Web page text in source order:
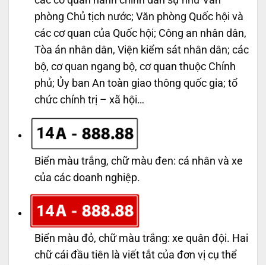
phòng Chủ tịch nước; Văn phòng Quốc hội và
các cơ quan của Quốc hội; Công an nhân dân,
Tòa án nhân dân, Viện kiểm sát nhân dân; các
bộ, cơ quan ngang bộ, cơ quan thuộc Chính
phủ; Ủy ban An toàn giao thông quốc gia; tổ
chức chính trị – xã hội…
14
Biển màu trắng, chữ màu đen: cá nhân và xe
của các doanh nghiệp.
14
Biển màu đỏ, chữ màu trắng: xe quân đội. Hai
chữ cái đầu tiên là viết tắt của đơn vị cụ thể